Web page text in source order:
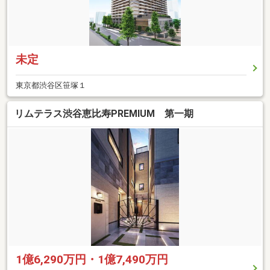
未定
東京都渋谷区笹塚１
リムテラス渋谷恵比寿PREMIUM 第一期
1億6,290万円・1億7,490万円